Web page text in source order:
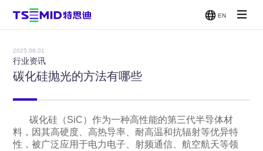
EN
贴片/刷
洗机
2025.08.01
行业资讯
碳化硅抛光的方法有哪些
碳化硅（SiC）作为一种高性能的第三代半导体材
料，因其高硬度、高热导率、耐高温和抗辐射等优异特
性，被广泛应用于电力电子、射频通信、航空航天等领